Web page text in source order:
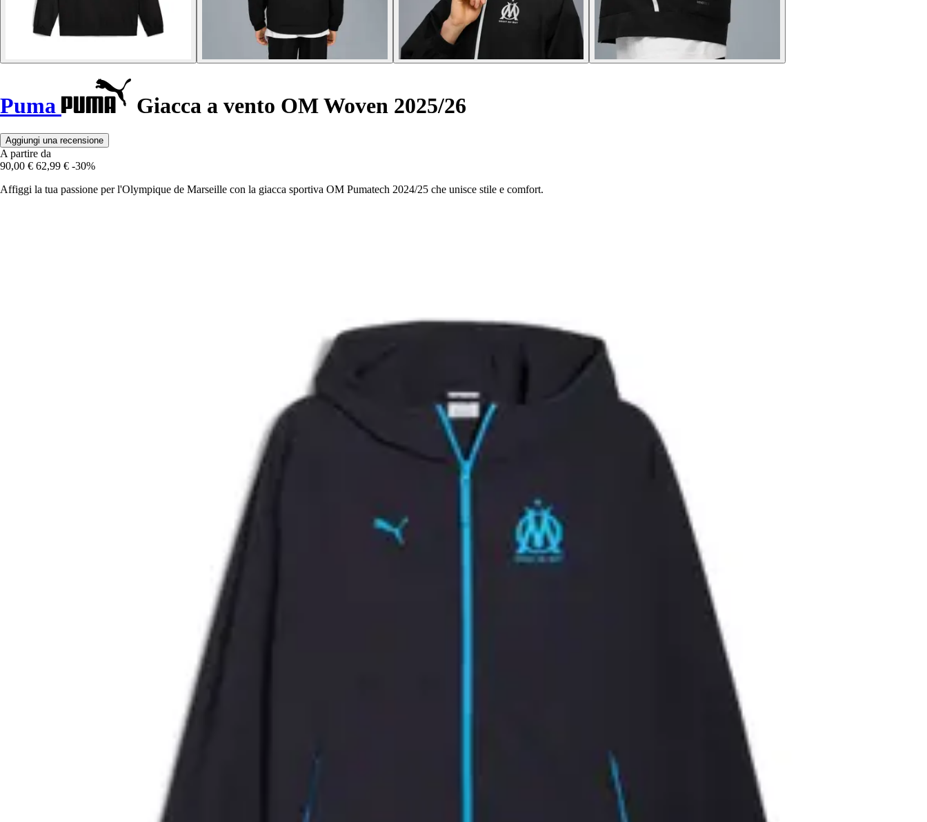
Puma Giacca a vento OM Woven 2025/26
Aggiungi una recensione
A partire da
90,00 € 62,99 € -30%
Affiggi la tua passione per l'Olympique de Marseille con la giacca sportiva OM Pumatech 2024/25 che unisce stile e comfort.